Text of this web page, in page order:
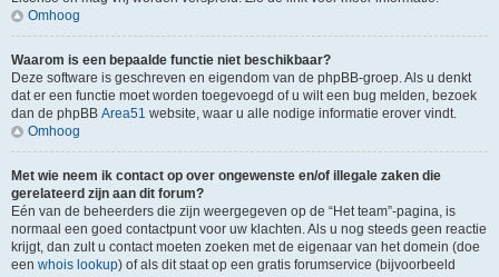
Omhoog
Waarom is een bepaalde functie niet beschikbaar?
Deze software is geschreven en eigendom van de phpBB-groep. Als u denkt
dat er een functie moet worden toegevoegd of u wilt een bug melden, bezoek
dan de phpBB Area51 website, waar u alle nodige informatie erover vindt.
Omhoog
Met wie neem ik contact op over ongewenste en/of illegale zaken die
gerelateerd zijn aan dit forum?
Eén van de beheerders die zijn weergegeven op de “Het team”-pagina, is
normaal een goed contactpunt voor uw klachten. Als u nog steeds geen reactie
krijgt, dan zult u contact moeten zoeken met de eigenaar van het domein (doe
een whois lookup) of als dit staat op een gratis forumservice (bijvoorbeeld